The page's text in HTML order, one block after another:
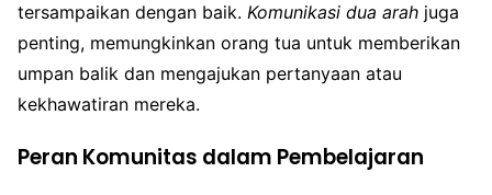
tersampaikan dengan baik. Komunikasi dua arah juga
penting, memungkinkan orang tua untuk memberikan
umpan balik dan mengajukan pertanyaan atau
kekhawatiran mereka.
Peran Komunitas dalam Pembelajaran